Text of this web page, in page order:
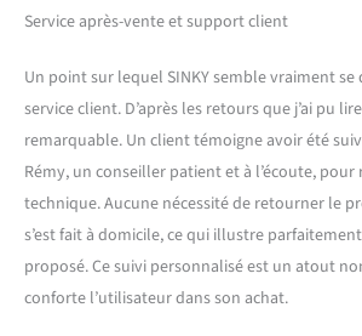
Service après-vente et support client
Un point sur lequel SINKY semble vraiment
service client. D’après les retours que j’ai pu
remarquable. Un client témoigne avoir été
Rémy, un conseiller patient et à l’écoute,
technique. Aucune nécessité de retourner le
s’est fait à domicile, ce qui illustre
proposé. Ce suivi personnalisé est un atout
conforte l’utilisateur dans son achat.